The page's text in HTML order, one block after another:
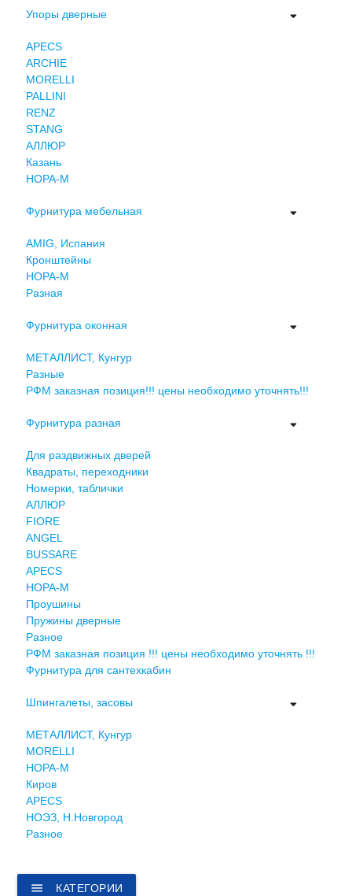
Упоры дверные
APECS
ARCHIE
MORELLI
PALLINI
RENZ
STANG
АЛЛЮР
Казань
НОРА-М
Фурнитура мебельная
AMIG, Испания
Кронштейны
НОРА-М
Разная
Фурнитура оконная
МЕТАЛЛИСТ, Кунгур
Разные
РФМ заказная позиция!!! цены необходимо уточнять!!!
Фурнитура разная
Для раздвижных дверей
Квадраты, переходники
Номерки, таблички
АЛЛЮР
FIORE
ANGEL
BUSSARE
APECS
НОРА-М
Проушины
Пружины дверные
Разное
РФМ заказная позиция !!! цены необходимо уточнять !!!
Фурнитура для сантехкабин
Шпингалеты, засовы
МЕТАЛЛИСТ, Кунгур
MORELLI
НОРА-М
Киров
APECS
НОЭЗ, Н.Новгород
Разное
menu
КАТЕГОРИИ